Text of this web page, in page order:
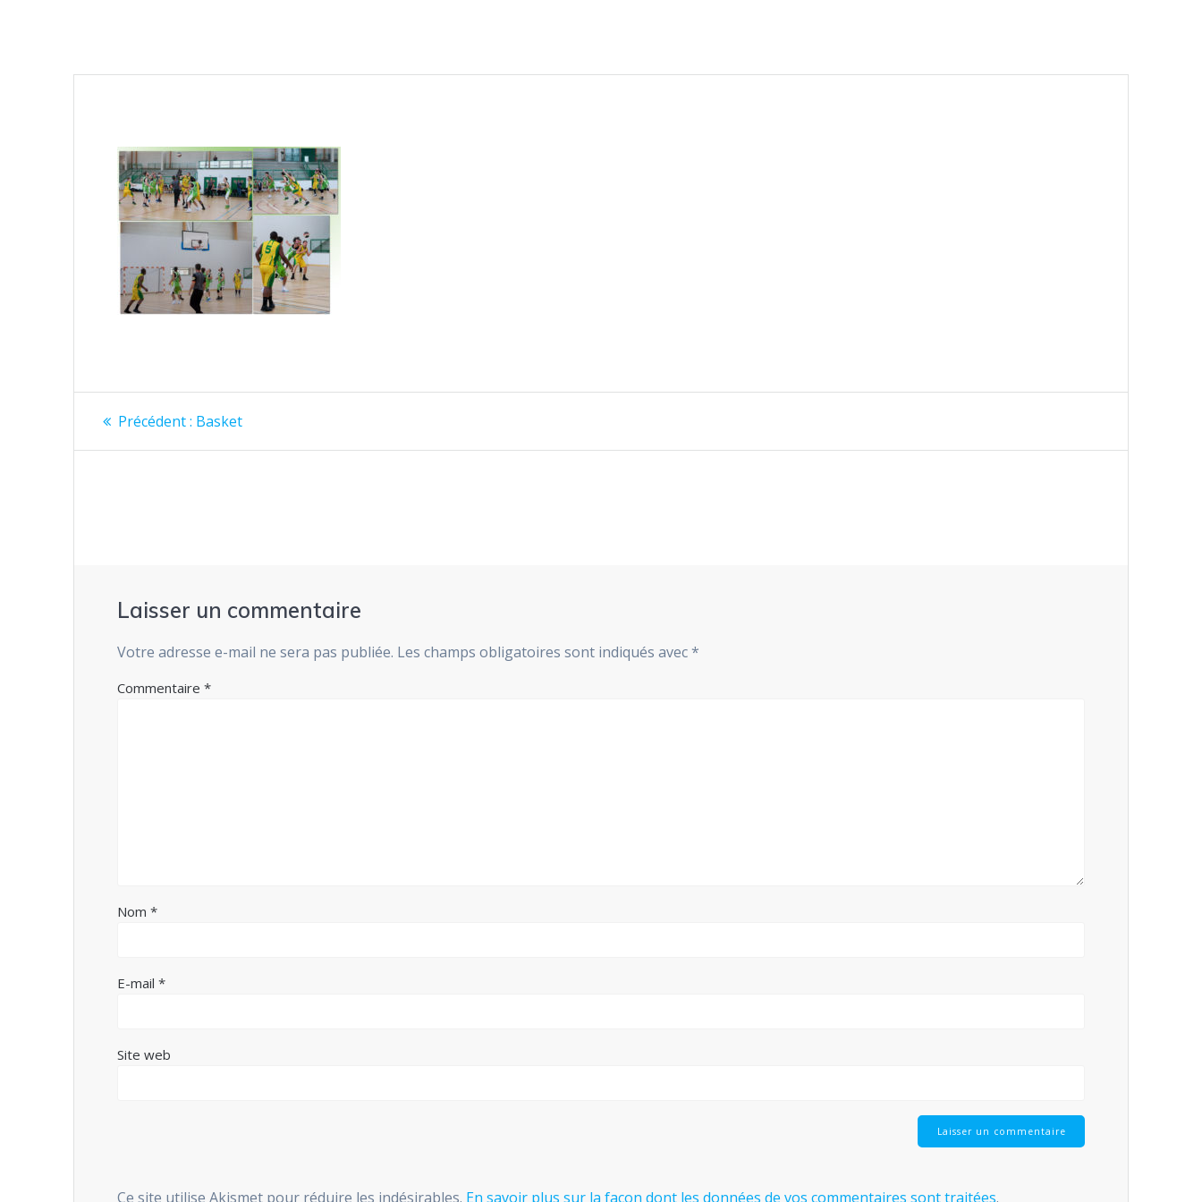
Navigation
de
Précédent : Article
Basket
Laisser un commentaire
Votre adresse e-mail ne sera pas publiée. Les champs obligatoires sont indiqués avec*
Commentaire*
Nom*
E-mail*
Site web
Ce site utilise Akismet pour réduire les indésirables. En savoir plus sur la façon dont les données de vos commentaires sont traitées.